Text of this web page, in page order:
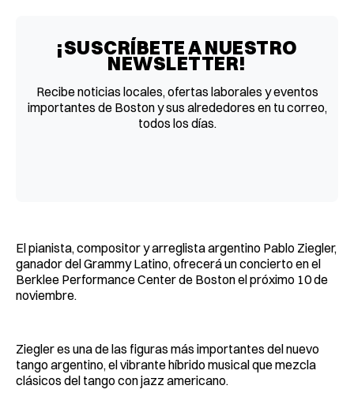
¡SUSCRÍBETE A NUESTRO
NEWSLETTER!
Recibe noticias locales, ofertas laborales y eventos
importantes de Boston y sus alrededores en tu correo,
todos los días.
El pianista, compositor y arreglista argentino Pablo Ziegler,
ganador del Grammy Latino, ofrecerá un concierto en el
Berklee Performance Center de Boston el próximo 10 de
noviembre.
Ziegler es una de las figuras más importantes del nuevo
tango argentino, el vibrante híbrido musical que mezcla
clásicos del tango con jazz americano.